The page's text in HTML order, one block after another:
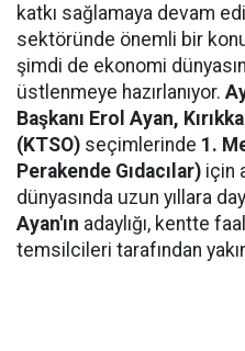
katkı sağlamaya devam
sektöründe önemli bir
şimdi de ekonomi
üstlenmeye hazırlanıyor.
Başkanı Erol Ayan,
(KTSO) seçimlerinde 1.
Perakende Gıdacılar) için
dünyasında uzun yıllara
Ayan'ın adaylığı, kentte
temsilcileri tarafından